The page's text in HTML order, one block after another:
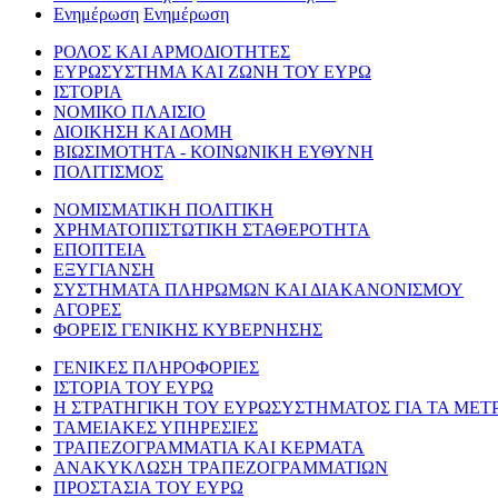
Ενημέρωση Ενημέρωση
ΡΟΛΟΣ ΚΑΙ ΑΡΜΟΔΙΟΤΗΤΕΣ
ΕΥΡΩΣΥΣΤΗΜΑ ΚΑΙ ΖΩΝΗ ΤΟΥ ΕΥΡΩ
ΙΣΤΟΡΙΑ
ΝΟΜΙΚΟ ΠΛΑΙΣΙΟ
ΔΙΟΙΚΗΣΗ ΚΑΙ ΔΟΜΗ
ΒΙΩΣΙΜΟΤΗΤΑ - ΚΟΙΝΩΝΙΚΗ ΕΥΘΥΝΗ
ΠΟΛΙΤΙΣΜΟΣ
ΝΟΜΙΣΜΑΤΙΚΗ ΠΟΛΙΤΙΚΗ
ΧΡΗΜΑΤΟΠΙΣΤΩΤΙΚΗ ΣΤΑΘΕΡΟΤΗΤΑ
ΕΠΟΠΤΕΙΑ
ΕΞΥΓΙΑΝΣΗ
ΣΥΣΤΗΜΑΤΑ ΠΛΗΡΩΜΩΝ ΚΑΙ ΔΙΑΚΑΝΟΝΙΣΜΟΥ
ΑΓΟΡΕΣ
ΦΟΡΕΙΣ ΓΕΝΙΚΗΣ ΚΥΒΕΡΝΗΣΗΣ
ΓΕΝΙΚΕΣ ΠΛΗΡΟΦΟΡΙΕΣ
ΙΣΤΟΡΙΑ ΤΟΥ ΕΥΡΩ
Η ΣΤΡΑΤΗΓΙΚΗ ΤΟΥ ΕΥΡΩΣΥΣΤΗΜΑΤΟΣ ΓΙΑ ΤΑ
ΤΑΜΕΙΑΚΕΣ ΥΠΗΡΕΣΙΕΣ
ΤΡΑΠΕΖΟΓΡΑΜΜΑΤΙΑ ΚΑΙ ΚΕΡΜΑΤΑ
ΑΝΑΚΥΚΛΩΣΗ ΤΡΑΠΕΖΟΓΡΑΜΜΑΤΙΩΝ
ΠΡΟΣΤΑΣΙΑ ΤΟΥ ΕΥΡΩ